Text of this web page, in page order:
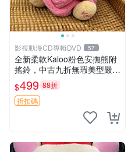
影視動漫CD專輯DVD 57
全新柔軟Kaloo粉色安撫熊附
搖鈴，中古九折無瑕美型嚴選
收藏 粉色 安撫 玩具
$499 88折
折扣碼